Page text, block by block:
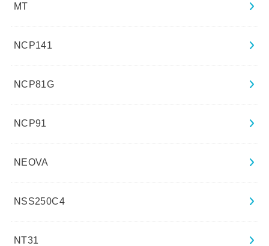
MT
NCP141
NCP81G
NCP91
NEOVA
NSS250C4
NT31